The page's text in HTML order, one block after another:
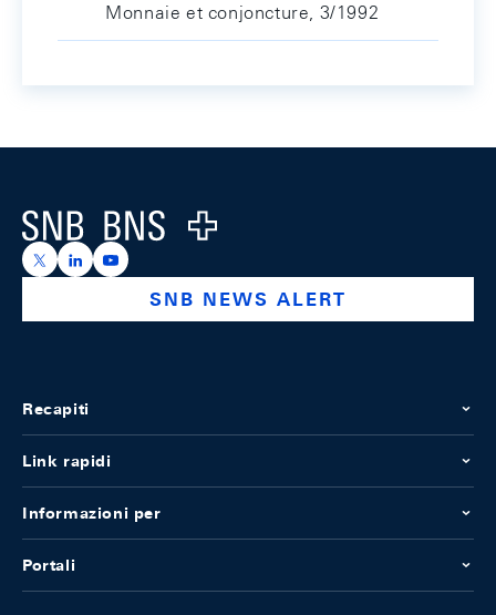
Monnaie et conjoncture, 3/1992
Logo
https://x.com/snb_bns
https://ch.linkedin.com/company/swiss-national-
https://www.youtube.com/@swissnationalbank
SNB NEWS ALERT
Recapiti
Link rapidi
Informazioni per
Portali